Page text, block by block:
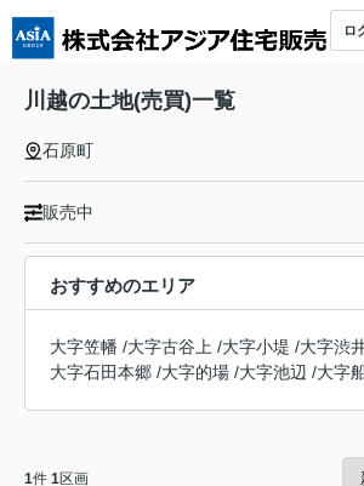
ロ
川越の土地(売買)一覧
石原町
販売中
おすすめのエリア
大字笠幡 /大字古谷上 /大字小堤 /大字渋
大字石田本郷 /大字的場 /大字池辺 /大字
1件 1区画